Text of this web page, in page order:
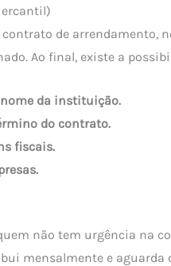
de arrendamento,
Ao final, existe a
da instituição.
do contrato.
fiscais.
não tem urgência na
mensalmente e aguarda